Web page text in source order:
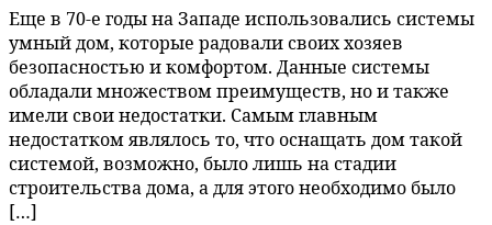
Еще в 70-е годы на Западе использовались системы
умный дом, которые радовали своих хозяев
безопасностью и комфортом. Данные системы
обладали множеством преимуществ, но и также
имели свои недостатки. Самым главным
недостатком являлось то, что оснащать дом такой
системой, возможно, было лишь на стадии
строительства дома, а для этого необходимо было
[…]